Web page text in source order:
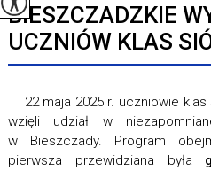
BIESZCZADZKIE
UCZNIÓW KLAS
22 maja 2025 r. uczniowie
wzięli udział w
w Bieszczady. Program
pierwsza przewidziana była